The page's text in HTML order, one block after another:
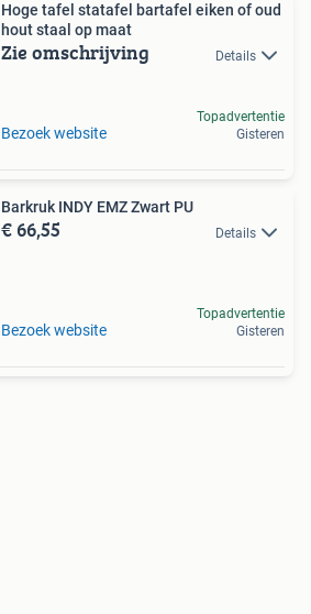
Hoge tafel statafel bartafel eiken of oud
hout staal op maat
Zie omschrijving Details
Bezoek website
Topadvertentie
Gisteren
Barkruk INDY EMZ Zwart PU
€ 66,55 Details
Bezoek website
Topadvertentie
Gisteren